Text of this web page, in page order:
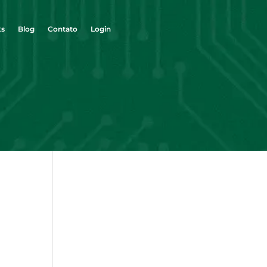
Blog Contato Login